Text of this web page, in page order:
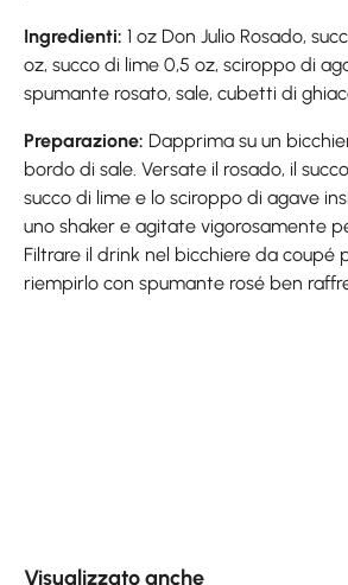
Ingredienti: 1 oz Don Julio Rosado,
oz, succo di lime 0,5 oz, sciroppo di
spumante rosato, sale, cubetti di
Preparazione: Dapprima su un
bordo di sale. Versate il rosado, il
succo di lime e lo sciroppo di agave
uno shaker e agitate vigorosamente
Filtrare il drink nel bicchiere da coupé
riempirlo con spumante rosé ben
Visualizzato anche